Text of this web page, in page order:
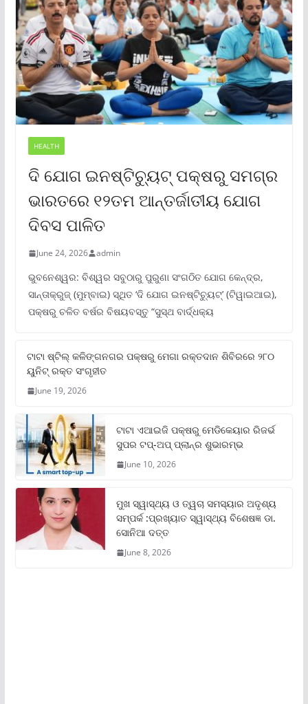
HEALTH
ଦି ଯୋଗ ଇନଷ୍ଟିଚ୍ୟୁଟ୍ ପକ୍ଷରୁ ସମଗ୍ର
ଭାରତରେ ୧୨ତମ ଆନ୍ତର୍ଜାତୀୟ ଯୋଗ
ଦିବସ ପାଳିତ
June 24, 2026 admin
ଭୁବନେଶ୍ୱର: ବିଶ୍ୱର ସବୁଠାରୁ ପୁରୁଣା ସଂଗଠିତ ଯୋଗ କେନ୍ଦ୍ର,
ସାନ୍ତାକ୍ରୁଜ୍ (ମୁମ୍ବାଇ) ସ୍ଥିତ ‘ଦି ଯୋଗ ଇନଷ୍ଟିଚ୍ୟୁଟ୍‌’ (ଟିୱାଇଆଇ),
ପକ୍ଷରୁ ଚଳିତ ବର୍ଷର ବିଷୟବସ୍ତୁ “ସୁସ୍ଥ ବାର୍ଦ୍ଧକ୍ୟ
ଟାଟା ଷ୍ଟିଲ୍‌ କଳିଙ୍ଗନଗର ପକ୍ଷରୁ ମେଗା ରକ୍ତଦାନ ଶିବିରରେ ୨୮୦
ୟୁନିଟ୍‌ ରକ୍ତ ସଂଗୃହୀତ
June 19, 2026
ଟାଟା ଏଆଇଜି ପକ୍ଷରୁ ମେଡିକେୟାର ରିଜର୍ଭ
ସୁପର ଟପ୍‌-ଅପ୍ ପ୍ଲାନ୍‌ର ଶୁଭାରମ୍ଭ
June 10, 2026
ମୁଖ ସ୍ୱାସ୍ଥ୍ୟ ଓ ତ୍ୱଚା ସମସ୍ୟାର ଅଦୃଶ୍ୟ
ସମ୍ପର୍କ :ପ୍ରଖ୍ୟାତ ସ୍ୱାସ୍ଥ୍ୟ ବିଶେଷଜ୍ଞ ଡା.
ସୋନିଆ ଦତ୍ତ
June 8, 2026